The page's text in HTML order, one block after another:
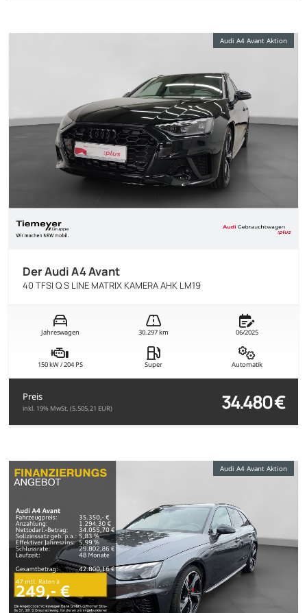
Audi A4 Avant Aktion
Der Audi A4 Avant
40 TFSI Q S LINE MATRIX KAMERA AHK LM19
Jahreswagen 30.297 km 06/2025
150 kW / 204 PS Super Automatik
Preis
inkl. 19% MwSt. (5.505,21 EUR) 34.480 €
Audi A4 Avant Aktion